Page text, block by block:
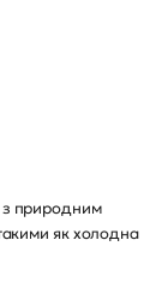
з природним
як холодна